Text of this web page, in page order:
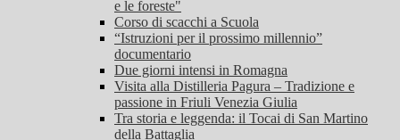
e le foreste"
Corso di scacchi a Scuola
“Istruzioni per il prossimo millennio”
documentario
Due giorni intensi in Romagna
Visita alla Distilleria Pagura – Tradizione e
passione in Friuli Venezia Giulia
Tra storia e leggenda: il Tocai di San Martino
della Battaglia